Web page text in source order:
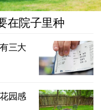
在院子里种
三大
园感